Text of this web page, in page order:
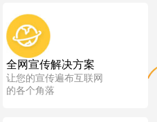
全网宣传解决方案
让您的宣传遍布互联网
的各个角落